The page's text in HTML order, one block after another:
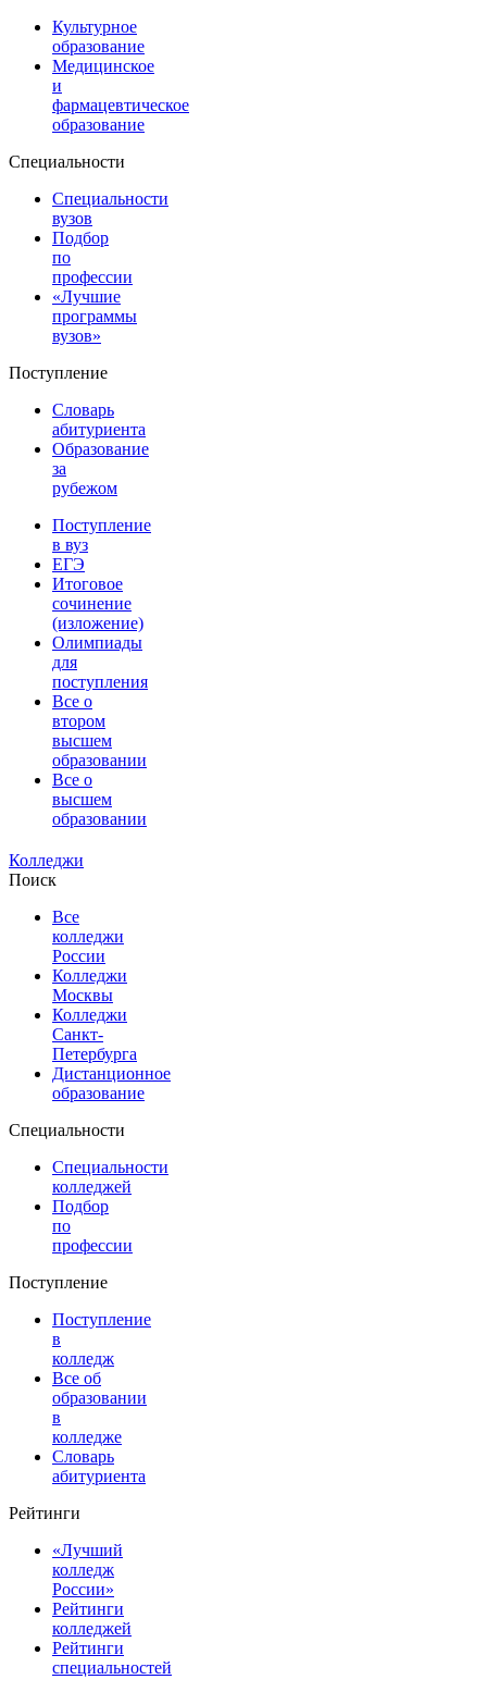
Культурное
образование
Медицинское
и
фармацевтическое
образование
Специальности
Специальности
вузов
Подбор
по
профессии
«Лучшие
программы
вузов»
Поступление
Словарь
абитуриента
Образование
за
рубежом
Поступление
в вуз
ЕГЭ
Итоговое
сочинение
(изложение)
Олимпиады
для
поступления
Все о
втором
высшем
образовании
Все о
высшем
образовании
Колледжи
Поиск
Все
колледжи
России
Колледжи
Москвы
Колледжи
Санкт-
Петербурга
Дистанционное
образование
Специальности
Специальности
колледжей
Подбор
по
профессии
Поступление
Поступление
в
колледж
Все об
образовании
в
колледже
Словарь
абитуриента
Рейтинги
«Лучший
колледж
России»
Рейтинги
колледжей
Рейтинги
специальностей